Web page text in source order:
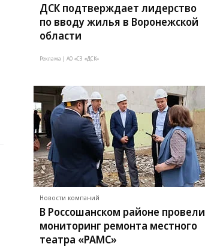
ДСК подтверждает лидерство
по вводу жилья в Воронежской
области
Реклама | АО «СЗ «ДСК»
Новости компаний
В Россошанском районе провели
мониторинг ремонта местного
театра «РАМС»